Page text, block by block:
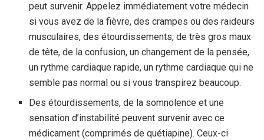
peut survenir. Appelez immédiatement votre médecin
si vous avez de la fièvre, des crampes ou des raideurs
musculaires, des étourdissements, de très gros maux
de tête, de la confusion, un changement de la pensée,
un rythme cardiaque rapide, un rythme cardiaque qui ne
semble pas normal ou si vous transpirez beaucoup.
Des étourdissements, de la somnolence et une
sensation d’instabilité peuvent survenir avec ce
médicament (comprimés de quétiapine). Ceux-ci